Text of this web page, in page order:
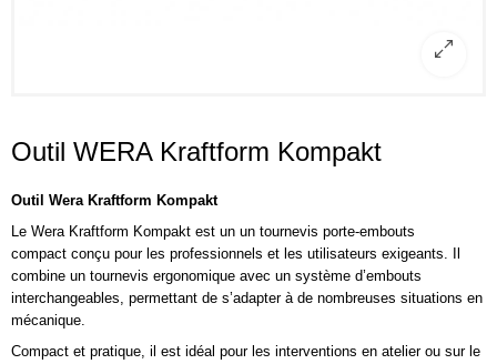
Outil WERA Kraftform Kompakt
Outil Wera Kraftform Kompakt
Le Wera Kraftform Kompakt est un un tournevis porte-embouts
compact conçu pour les professionnels et les utilisateurs exigeants. Il
combine un tournevis ergonomique avec un système d’embouts
interchangeables, permettant de s’adapter à de nombreuses situations en
mécanique.
Compact et pratique, il est idéal pour les interventions en atelier ou sur le